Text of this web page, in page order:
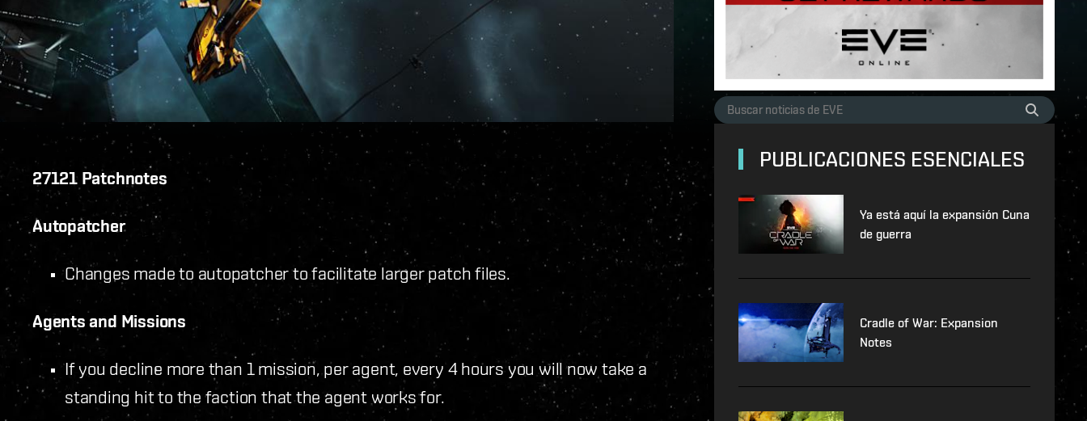
27121 Patchnotes
Autopatcher
Changes made to autopatcher to facilitate larger patch files.
Agents and Missions
If you decline more than 1 mission, per agent, every 4 hours you will now take a
standing hit to the faction that the agent works for.
PUBLICACIONES ESENCIALES
Ya está aquí la expansión Cuna
de guerra
Cradle of War: Expansion
Notes